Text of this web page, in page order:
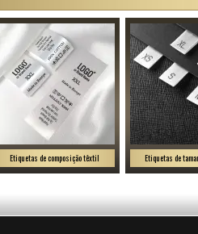
Etiquetas de composição têxtil Etiquetas de